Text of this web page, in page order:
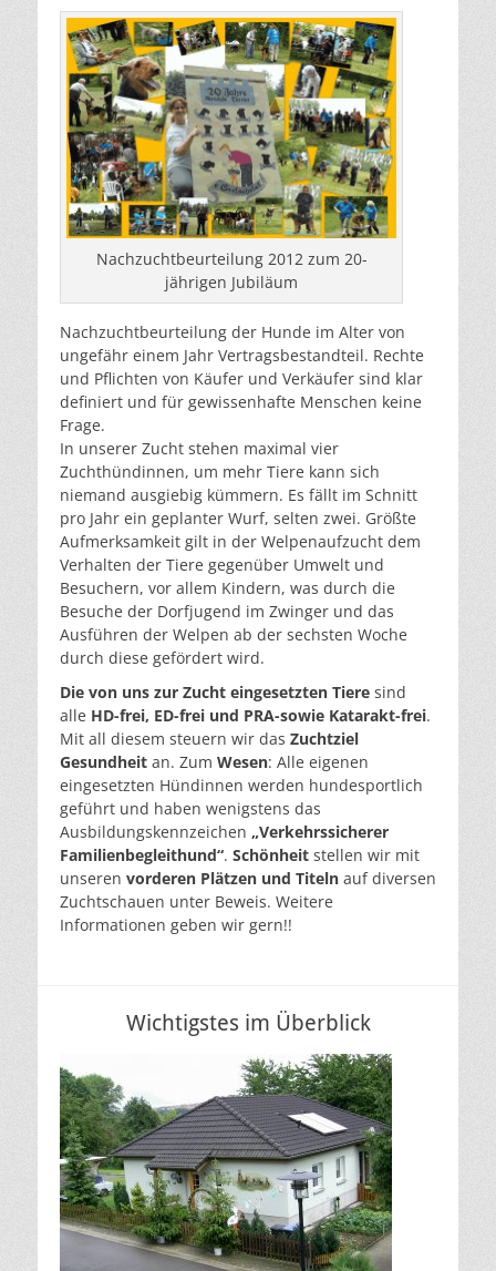
Nachzuchtbeurteilung 2012 zum 20-
jährigen Jubiläum
Nachzuchtbeurteilung der Hunde im Alter von
ungefähr einem Jahr Vertragsbestandteil. Rechte
und Pflichten von Käufer und Verkäufer sind klar
definiert und für gewissenhafte Menschen keine
Frage.
In unserer Zucht stehen maximal vier
Zuchthündinnen, um mehr Tiere kann sich
niemand ausgiebig kümmern. Es fällt im Schnitt
pro Jahr ein geplanter Wurf, selten zwei. Größte
Aufmerksamkeit gilt in der Welpenaufzucht dem
Verhalten der Tiere gegenüber Umwelt und
Besuchern, vor allem Kindern, was durch die
Besuche der Dorfjugend im Zwinger und das
Ausführen der Welpen ab der sechsten Woche
durch diese gefördert wird.
Die von uns zur Zucht eingesetzten Tiere sind
alle HD-frei, ED-frei und PRA-sowie Katarakt-frei.
Mit all diesem steuern wir das Zuchtziel
Gesundheit an. Zum Wesen: Alle eigenen
eingesetzten Hündinnen werden hundesportlich
geführt und haben wenigstens das
Ausbildungskennzeichen „Verkehrssicherer
Familienbegleithund“. Schönheit stellen wir mit
unseren vorderen Plätzen und Titeln auf diversen
Zuchtschauen unter Beweis. Weitere
Informationen geben wir gern!!
Wichtigstes im Überblick